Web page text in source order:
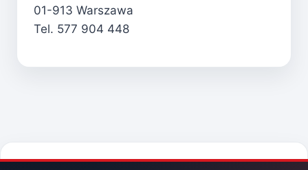
01-913 Warszawa
Tel. 577 904 448